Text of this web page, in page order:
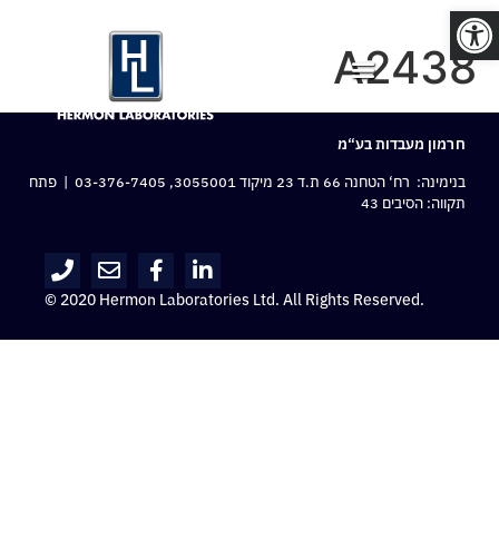
פתח סרגל נגישות
A2438
חרמון מעבדות בע“מ
בנימינה: רח‘ הטחנה 66 ת.ד 23 מיקוד 3055001,
03-376-7405 | פתח
תקווה: הסיבים 43
© 2020 Hermon Laboratories Ltd. All Rights Reserved.